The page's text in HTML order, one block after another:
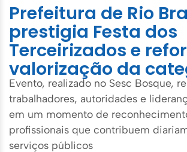
Prefeitura de Rio
prestigia Festa dos
Terceirizados e
valorização da
Evento, realizado no Sesc Bosque,
trabalhadores, autoridades e
em um momento de
profissionais que contribuem
serviços públicos